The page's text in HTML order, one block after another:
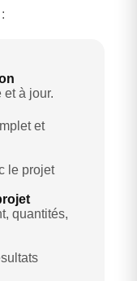
et à jour.
et
le projet
quantités,